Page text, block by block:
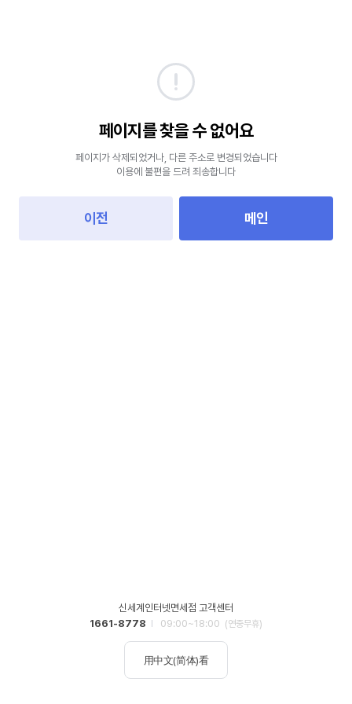
페이지를 찾을 수 없어요
페이지가 삭제되었거나, 다른 주소로 변경되었습니다
이용에 불편을 드려 죄송합니다
이전 메인
신세계인터넷면세점 고객센터
1661-8778
09:00~18:00 (연중무휴)
用中文(简体)看